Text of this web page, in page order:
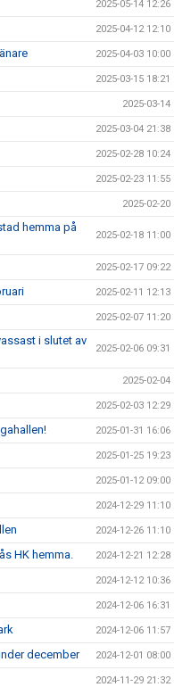
2025-05-14 12:26
2025-04-12 12:10
2025-04-03 10:00
2025-03-15 18:21
2025-03-14
2025-03-04 21:38
2025-02-28 10:24
2025-02-23 11:55
2025-02-20
hemma på
2025-02-18 11:00
2025-02-17 09:22
2025-02-11 12:13
2025-02-07 11:20
i slutet av
2025-02-06 09:31
2025-02-04
2025-02-03 12:29
2025-01-31 16:06
2025-01-25 19:23
2025-01-12 09:00
2024-12-29 11:10
2024-12-26 11:10
HK hemma. 2024-12-21 12:28
2024-12-12 10:36
2024-12-06 16:31
2024-12-06 11:57
december 2024-12-01 08:00
2024-11-29 21:32